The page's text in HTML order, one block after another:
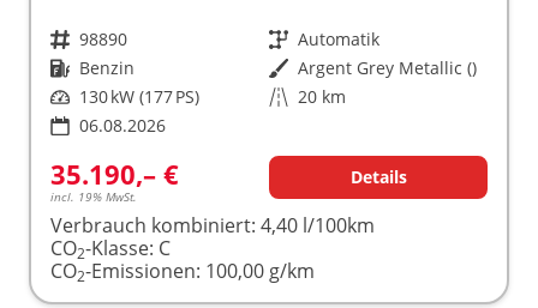
Fahrzeugnr. 98890 Getriebe Automatik
Kraftstoff Benzin Außenfarbe Argent Grey Metallic ()
Leistung 130 kW (177 PS) Kilometerstand 20 km
06.08.2026
35.190,– €
incl. 19% MwSt.
Details
Verbrauch kombiniert: 4,40 l/100km
CO2-Klasse: C
CO2-Emissionen: 100,00 g/km